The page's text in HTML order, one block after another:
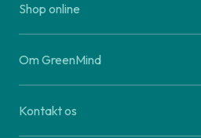
Shop online
Om GreenMind
Kontakt os